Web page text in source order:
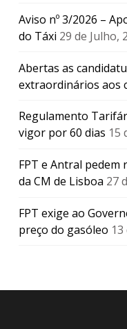
Aviso nº 3/2026 –
do Táxi 29 de Julho,
Abertas as
extraordinários aos
Regulamento
vigor por 60 dias 15
FPT e Antral
da CM de Lisboa 27
FPT exige ao
preço do gasóleo